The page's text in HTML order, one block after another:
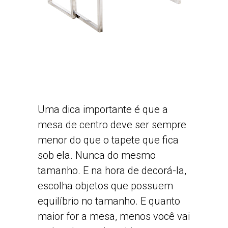
Uma dica importante é que a
mesa de centro deve ser sempre
menor do que o tapete que fica
sob ela. Nunca do mesmo
tamanho. E na hora de decorá-la,
escolha objetos que possuem
equilíbrio no tamanho. E quanto
maior for a mesa, menos você vai